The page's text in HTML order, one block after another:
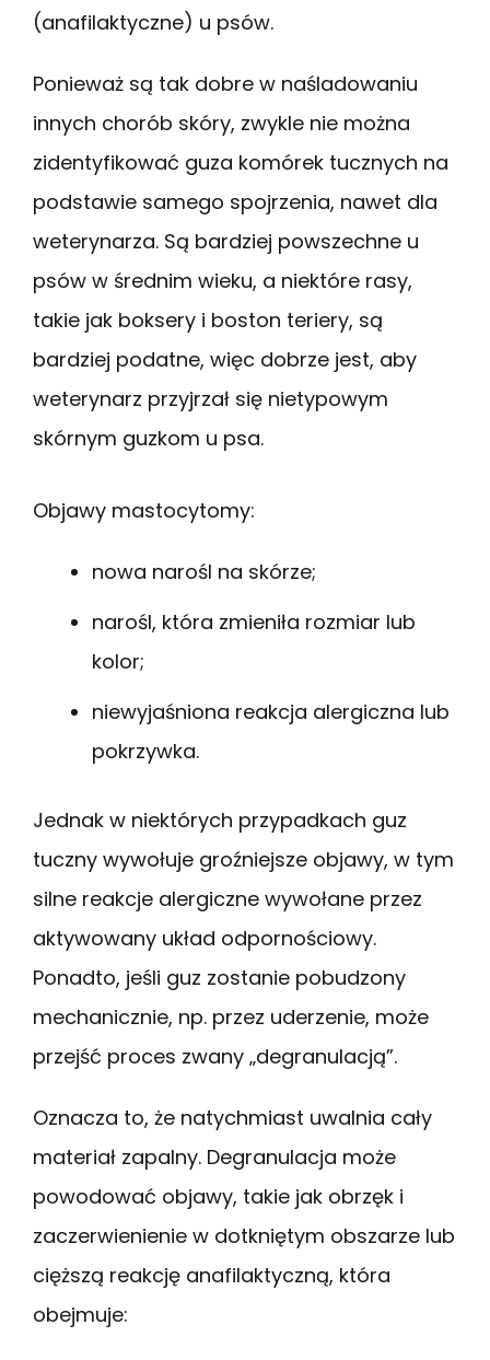
(anafilaktyczne) u psów.
Ponieważ są tak dobre w naśladowaniu
innych chorób skóry, zwykle nie można
zidentyfikować guza komórek tucznych na
podstawie samego spojrzenia, nawet dla
weterynarza. Są bardziej powszechne u
psów w średnim wieku, a niektóre rasy,
takie jak boksery i boston teriery, są
bardziej podatne, więc dobrze jest, aby
weterynarz przyjrzał się nietypowym
skórnym guzkom u psa.
Objawy mastocytomy:
nowa narośl na skórze;
narośl, która zmieniła rozmiar lub
kolor;
niewyjaśniona reakcja alergiczna lub
pokrzywka.
Jednak w niektórych przypadkach guz
tuczny wywołuje groźniejsze objawy, w tym
silne reakcje alergiczne wywołane przez
aktywowany układ odpornościowy.
Ponadto, jeśli guz zostanie pobudzony
mechanicznie, np. przez uderzenie, może
przejść proces zwany „degranulacją”.
Oznacza to, że natychmiast uwalnia cały
materiał zapalny. Degranulacja może
powodować objawy, takie jak obrzęk i
zaczerwienienie w dotkniętym obszarze lub
cięższą reakcję anafilaktyczną, która
obejmuje: